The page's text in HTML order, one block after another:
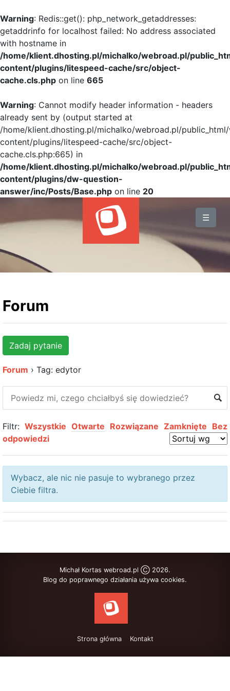
Warning: Redis::get(): php_network_getaddresses:
getaddrinfo for localhost failed: No address associated
with hostname in
/home/klient.dhosting.pl/michalko/webroad.pl/
content/plugins/litespeed-cache/src/object-
cache.cls.php on line 665
Warning: Cannot modify header information - headers
already sent by (output started at
/home/klient.dhosting.pl/michalko/webroad.pl/
content/plugins/litespeed-cache/src/object-
cache.cls.php:665) in
/home/klient.dhosting.pl/michalko/webroad.pl/
content/plugins/dw-question-
answer/inc/Posts/Base.php on line 20
☰
BLOG
WYDARZENIA
HOSTING
Forum
Zadaj pytanie
Forum › Tag: edytor
Filtr: Wszystkie Otwarte Rozwiązane Zamknięte Bez
odpowiedzi
Wybacz, ale nic nie pasuje to wybranego przez
Ciebie filtra.
Michał Kortas webroad.pl Ⓒ 2026.
Blog do poprawnego działania używa cookies.
Strona główna Kontakt